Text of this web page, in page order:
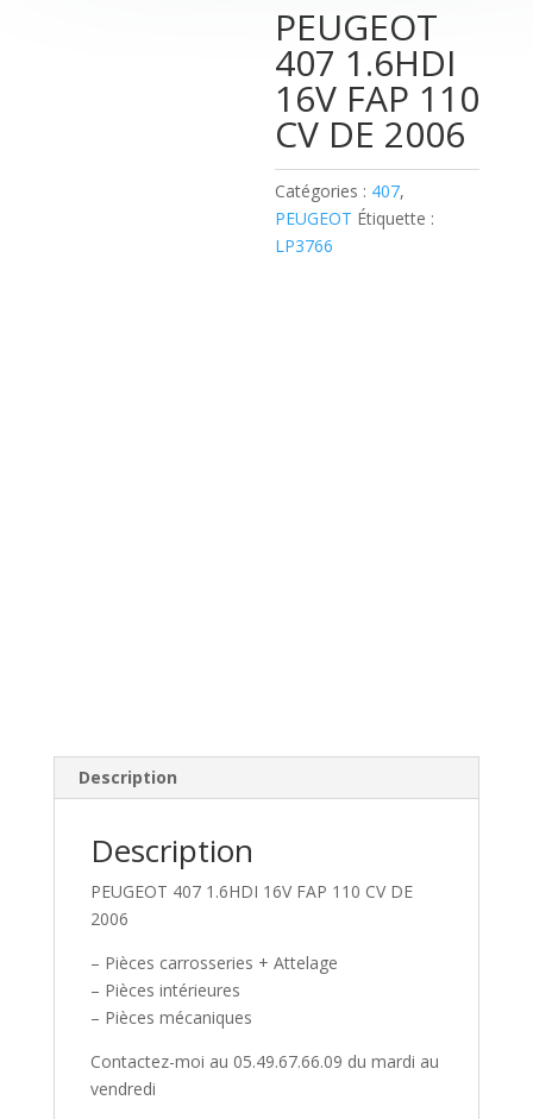
PEUGEOT
407 1.6HDI
16V FAP 110
CV DE 2006
Catégories : 407,
PEUGEOT Étiquette :
LP3766
Description
Description
PEUGEOT 407 1.6HDI 16V FAP 110 CV DE
2006
– Pièces carrosseries + Attelage
– Pièces intérieures
– Pièces mécaniques
Contactez-moi au 05.49.67.66.09 du mardi au
vendredi